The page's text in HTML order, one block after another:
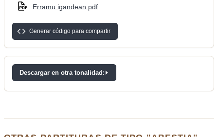
Erramu igandean.pdf
Generar código para compartir
Descargar en otra tonalidad: